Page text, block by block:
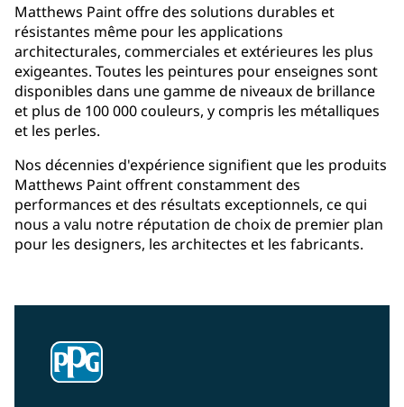
Matthews Paint offre des solutions durables et
résistantes même pour les applications
architecturales, commerciales et extérieures les plus
exigeantes. Toutes les peintures pour enseignes sont
disponibles dans une gamme de niveaux de brillance
et plus de 100 000 couleurs, y compris les métalliques
et les perles.
Nos décennies d'expérience signifient que les produits
Matthews Paint offrent constamment des
performances et des résultats exceptionnels, ce qui
nous a valu notre réputation de choix de premier plan
pour les designers, les architectes et les fabricants.